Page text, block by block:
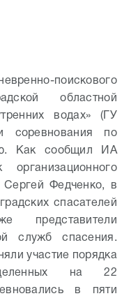
поискового
областной
водах» (ГУ
по
Как сообщил ИА
Федченко, в
спасателей
представители
служб спасения.
участие порядка
на 22
в пяти